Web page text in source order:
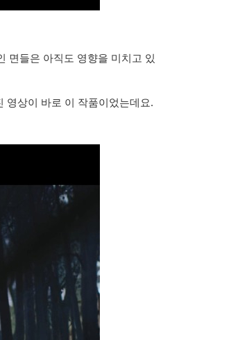
면들은 아직도 영향을 미치고 있
영상이 바로 이 작품이었는데요.